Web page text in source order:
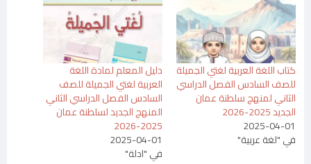
كتاب اللغة العربية لغتي الجميلة
للصف السادس الفصل الدراسي
الثاني لمنهج سلطنة عمان
الجديد 2025-2026
2025-04-01
في "لغة عربية"
دليل المعلم لمادة اللغة
العربية لغتي الجميلة للصف
السادس الفصل الدراسي الثاني
المنهج الجديد لسلطنة عمان
2025-2026
2025-04-01
في "ادلة"